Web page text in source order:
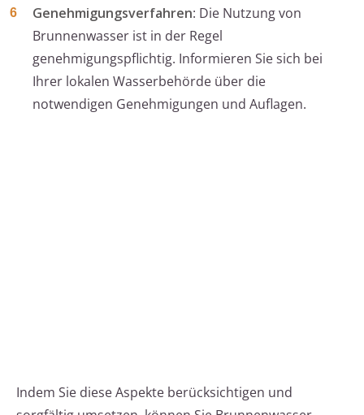
Genehmigungsverfahren: Die Nutzung von
Brunnenwasser ist in der Regel
genehmigungspflichtig. Informieren Sie sich bei
Ihrer lokalen Wasserbehörde über die
notwendigen Genehmigungen und Auflagen.
Indem Sie diese Aspekte berücksichtigen und